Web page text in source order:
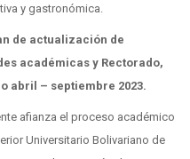
y gastronómica.
de actualización de
académicas y Rectorado,
abril – septiembre 2023.
afianza el proceso académico
Universitario Bolivariano de